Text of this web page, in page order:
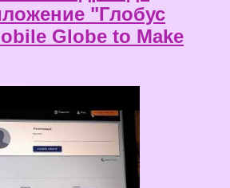
"Глобус
Globe to Make